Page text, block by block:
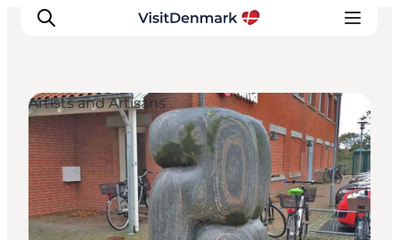
Inspiration
Resmål
Aktiviteter
Övernatta
Artists and Artisans